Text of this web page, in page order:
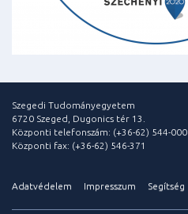
Szegedi Tudományegyetem
6720 Szeged, Dugonics tér 13.
Központi telefonszám: (+36-62) 544-000
Központi fax: (+36-62) 546-371
Adatvédelem Impresszum Segítség